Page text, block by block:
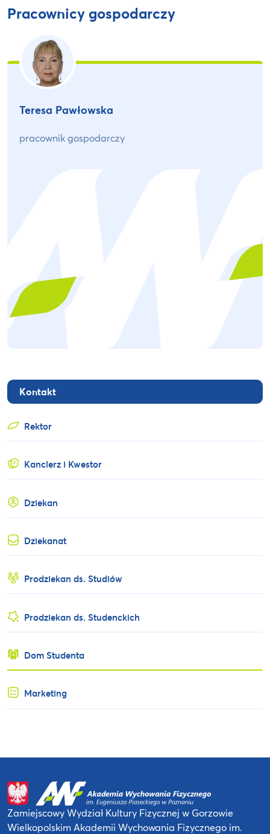
Kontakt
Rektor
Kanclerz i Kwestor
Dziekan
Dziekanat
Prodziekan ds. Studiów
Prodziekan ds. Studenckich
Dom Studenta
Marketing
Pracownicy gospodarczy
Teresa Pawłowska
pracownik gospodarczy
Zamiejscowy Wydział Kultury Fizycznej w Gorzowie
Wielkopolskim Akademii Wychowania Fizycznego im.